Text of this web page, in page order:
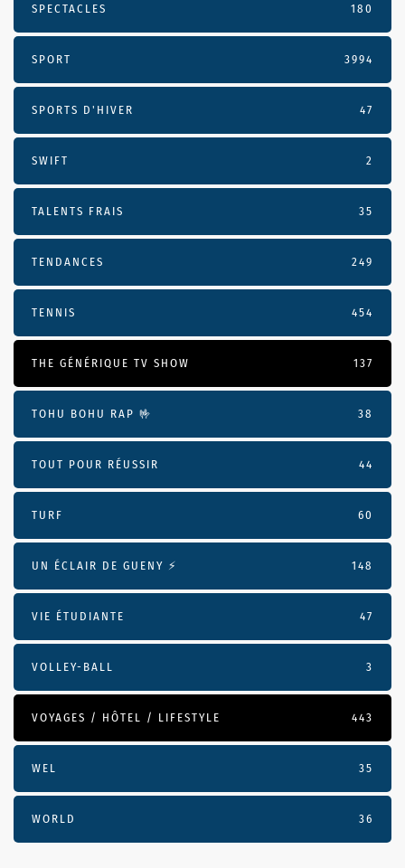
SPECTACLES 180
SPORT 3994
SPORTS D'HIVER 47
SWIFT 2
TALENTS FRAIS 35
TENDANCES 249
TENNIS 454
THE GÉNÉRIQUE TV SHOW 137
TOHU BOHU RAP 🤟 38
TOUT POUR RÉUSSIR 44
TURF 60
UN ÉCLAIR DE GUENY ⚡️ 148
VIE ÉTUDIANTE 47
VOLLEY-BALL 3
VOYAGES / HÔTEL / LIFESTYLE 443
WEL 35
WORLD 36